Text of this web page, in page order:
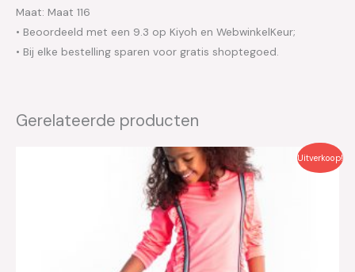
Maat: Maat 116
• Beoordeeld met een 9.3 op Kiyoh en WebwinkelKeur;
• Bij elke bestelling sparen voor gratis shoptegoed.
Gerelateerde producten
Uitverkoop!